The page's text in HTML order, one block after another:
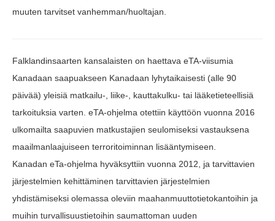
muuten tarvitset vanhemman/huoltajan.
Falklandinsaarten kansalaisten on haettava eTA-viisumia
Kanadaan saapuakseen Kanadaan lyhytaikaisesti (alle 90
päivää) yleisiä matkailu-, liike-, kauttakulku- tai lääketieteellisiä
tarkoituksia varten. eTA-ohjelma otettiin käyttöön vuonna 2016
ulkomailta saapuvien matkustajien seulomiseksi vastauksena
maailmanlaajuiseen terroritoiminnan lisääntymiseen.
Kanadan eTa-ohjelma hyväksyttiin vuonna 2012, ja tarvittavien
järjestelmien kehittäminen tarvittavien järjestelmien
yhdistämiseksi olemassa oleviin maahanmuuttotietokantoihin ja
muihin turvallisuustietoihin saumattoman uuden